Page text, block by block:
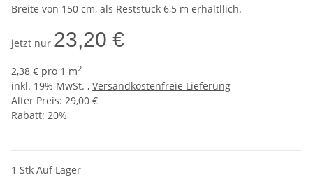
Breite von 150 cm, als Reststück 6,5 m erhältllich.
jetzt nur 23,20 €
2,38 € pro 1 m2
inkl. 19% MwSt. , Versandkostenfreie Lieferung
Alter Preis: 29,00 €
Rabatt: 20%
1 Stk Auf Lager